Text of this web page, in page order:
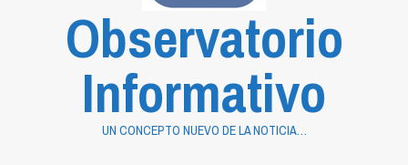
Observatorio
Informativo
UN CONCEPTO NUEVO DE LA NOTICIA…